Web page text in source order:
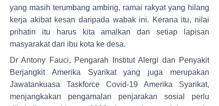
kerja akibat kesan daripada wabak ini. Kerana itu, nilai
prihatin itu harus kita amalkan dari setiap lapisan
masyarakat dari ibu kota ke desa.
Berjangkit Amerika Syarikat yang juga merupakan
Jawatankuasa Taskforce Covid-19 Amerika Syarikat,
menjangkakan pengamalan penjarakan sosial perlu
dikekalkan sehingga 2022 dan cadangan ini senada